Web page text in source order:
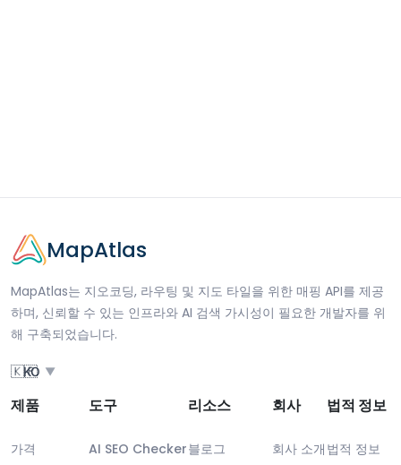
MapAtlas
MapAtlas는 지오코딩, 라우팅 및 지도 타일을 위한 매핑 API를 제공
하며, 신뢰할 수 있는 인프라와 AI 검색 가시성이 필요한 개발자를 위
해 구축되었습니다.
🇰🇷
KO ▼
제품
가격
도구
AI SEO Checker
리소스
블로그
회사
회사 소개
법적 정보
법적 정보